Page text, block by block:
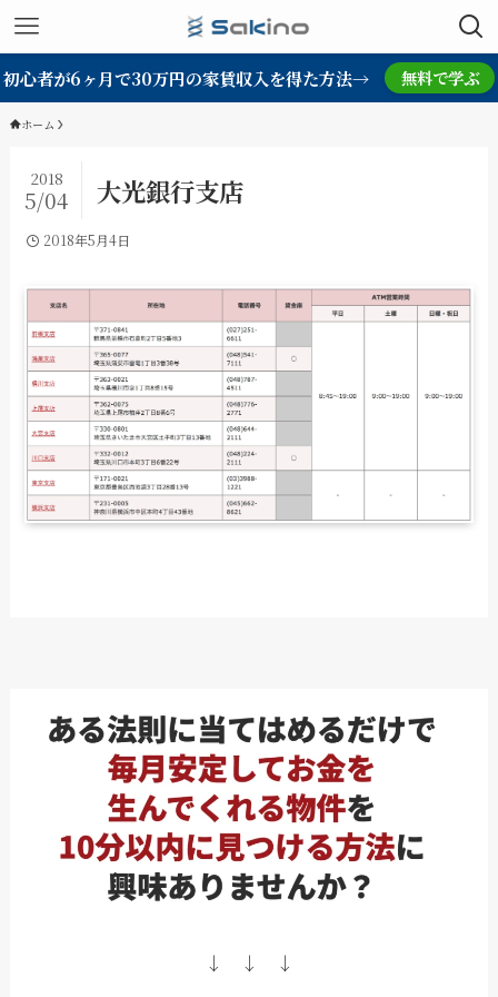
初心者が6ヶ月で30万円の家賃収入を得た方法→ 無料で学ぶ
ホーム
大光銀行支店
2018
5/04
2018年5月4日
↓ ↓ ↓